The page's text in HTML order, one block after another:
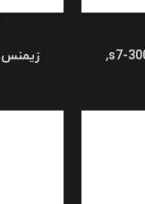
,
زیمنس s7-300